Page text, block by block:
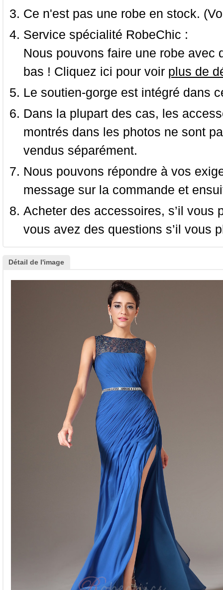
Ce n'est pas une robe en stock.
Service spécialité RobeChic :
Nous pouvons faire une robe
bas ! Cliquez ici pour voir plus de
Le soutien-gorge est intégré dans
Dans la plupart des cas, les
montrés dans les photos ne sont
vendus séparément.
Nous pouvons répondre à vos
message sur la commande et
Acheter des accessoires, s’il
vous avez des questions s’il vous
Détail de l'image